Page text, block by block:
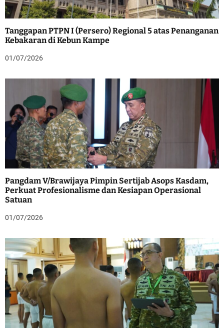
Tanggapan PTPN I (Persero) Regional 5 atas Penanganan
Kebakaran di Kebun Kampe
01/07/2026
Pangdam V/Brawijaya Pimpin Sertijab Asops Kasdam,
Perkuat Profesionalisme dan Kesiapan Operasional
Satuan
01/07/2026